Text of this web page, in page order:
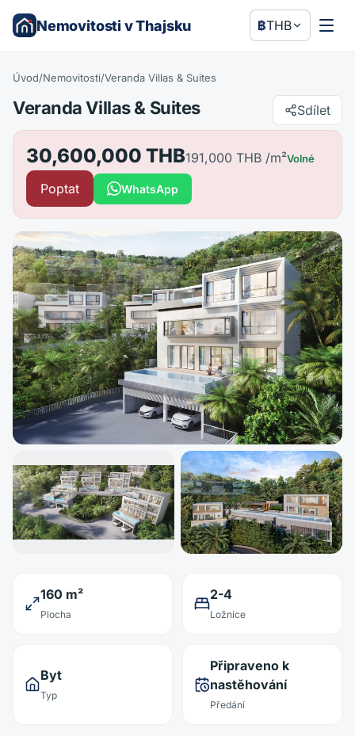
Nemovitosti v Thajsku ฿THB
Úvod/Nemovitosti/Veranda Villas & Suites
Veranda Villas & Suites Sdílet
30,600,000 THB191,000 THB /m²Volné
Poptat WhatsApp
160 m²
Plocha
2-4
Ložnice
Byt
Typ
Připraveno k
nastěhování
Předání